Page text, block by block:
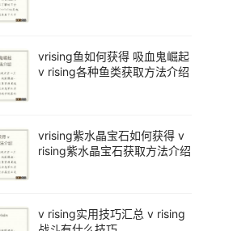
vrising鱼如何获得 吸血鬼崛起
v rising各种鱼类获取方法介绍
vrising紫水晶宝石如何获得 v
rising紫水晶宝石获取方法介绍
v rising实用技巧汇总 v rising